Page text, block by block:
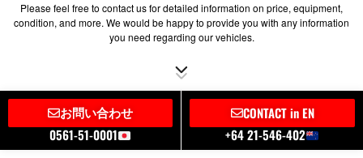
Please feel free to contact us for detailed information on price, equipment,
condition, and more. We would be happy to provide you with any information
you need regarding our vehicles.
お問い合わせ
0561-51-0001
CONTACT in EN
+64 21-546-402